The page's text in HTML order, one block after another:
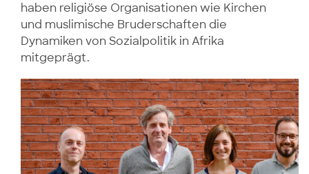
haben religiöse Organisationen wie Kirchen
und muslimische Bruderschaften die
Dynamiken von Sozialpolitik in Afrika
mitgeprägt.